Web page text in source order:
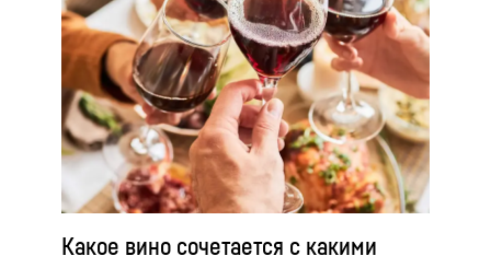
Какое вино сочетается с какими